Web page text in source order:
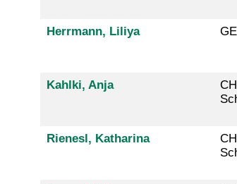
Herrmann, Liliya
Kahlki, Anja
Rienesl, Katharina